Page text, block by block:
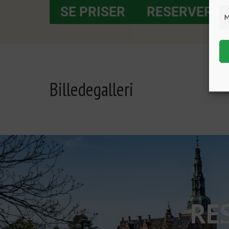
SE PRISER RESERVER NU
Billedegalleri